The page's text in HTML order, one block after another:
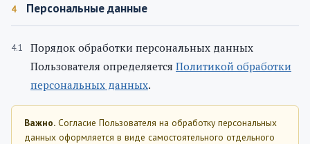
4 Персональные данные
Порядок обработки персональных данных
Пользователя определяется Политикой обработки
персональных данных.
Важно. Согласие Пользователя на обработку персональных
данных оформляется в виде самостоятельного отдельного